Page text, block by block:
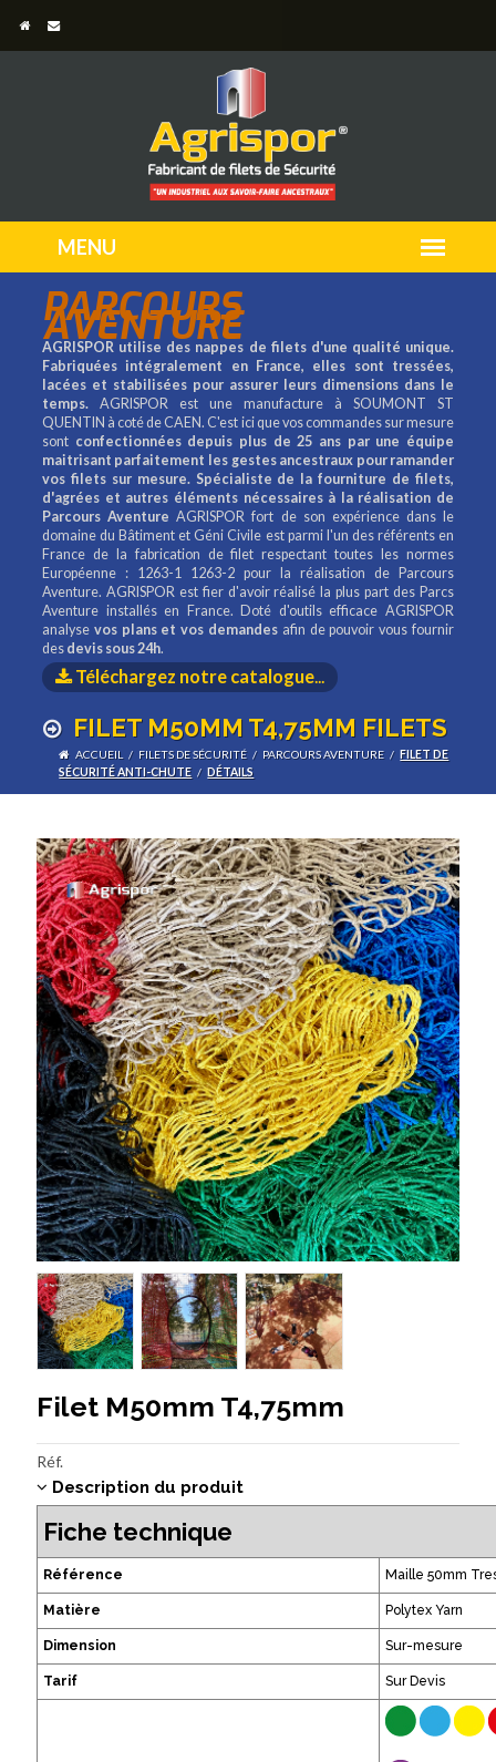
PARCOURS
AVENTURE
AGRISPOR utilise des nappes de filets d'une qualité unique.
Fabriquées intégralement en France, elles sont tressées,
lacées et stabilisées pour assurer leurs dimensions dans le
temps. AGRISPOR est une manufacture à SOUMONT ST
QUENTIN à coté de CAEN. C'est ici que vos commandes sur mesure
sont confectionnées depuis plus de 25 ans par une équipe
maitrisant parfaitement les gestes ancestraux pour ramander
vos filets sur mesure. Spécialiste de la fourniture de filets,
d'agrées et autres éléments nécessaires à la réalisation de
Parcours Aventure AGRISPOR fort de son expérience dans le
domaine du Bâtiment et Géni Civile est parmi l'un des référents en
France de la fabrication de filet respectant toutes les normes
Européenne : 1263-1 1263-2 pour la réalisation de Parcours
Aventure. AGRISPOR est fier d'avoir réalisé la plus part des Parcs
Aventure installés en France. Doté d'outils efficace AGRISPOR
analyse vos plans et vos demandes afin de pouvoir vous fournir
des devis sous 24h.
Téléchargez notre catalogue...
FILET M50MM T4,75MM FILETS
ACCUEIL / FILETS DE SÉCURITÉ / PARCOURS AVENTURE / FILET DE
SÉCURITÉ ANTI-CHUTE / DÉTAILS
Filet M50mm T4,75mm
Réf.
Description du produit
Fiche technique
Référence Maille 50mm
Matière Polytex Yarn
Dimension Sur-mesure
Tarif Sur Devis